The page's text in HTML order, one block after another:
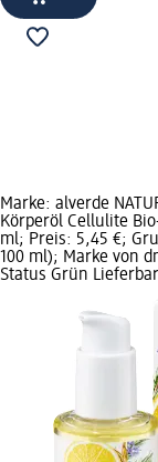
Marke: alverde
Körperöl Cellulite
ml; Preis: 5,45 €;
100 ml); Marke von
Status Grün